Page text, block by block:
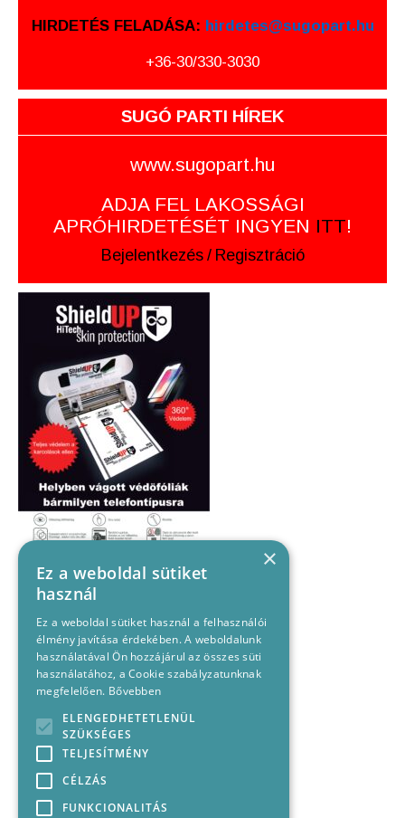
HIRDETÉS FELADÁSA: hirdetes@sugopart.hu
+36-30/330-3030
SUGÓ PARTI HÍREK
www.sugopart.hu
ADJA FEL LAKOSSÁGI
APRÓHIRDETÉSÉT INGYEN ITT!
Bejelentkezés / Regisztráció
×
Ez a weboldal sütiket
használ
Ez a weboldal sütiket használ a felhasználói
élmény javítása érdekében. A weboldalunk
használatával Ön hozzájárul az összes süti
használatához, a Cookie szabályzatunknak
megfelelően. Bővebben
ELENGEDHETETLENÜL
SZÜKSÉGES
TELJESÍTMÉNY
CÉLZÁS
FUNKCIONALITÁS